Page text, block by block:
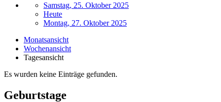
Samstag, 25. Oktober 2025
Heute
Montag, 27. Oktober 2025
Monatsansicht
Wochenansicht
Tagesansicht
Es wurden keine Einträge gefunden.
Geburtstage